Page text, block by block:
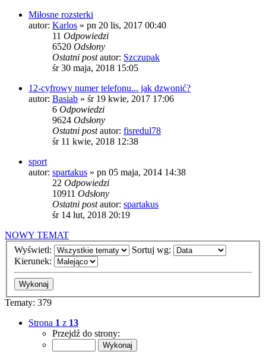
Miłosne rozsterki
autor: Karlos » pn 20 lis, 2017 00:40
11 Odpowiedzi
6520 Odsłony
Ostatni postautor: Szczupak
śr 30 maja, 2018 15:05
12-cyfrowy numer telefonu... jak dzwonić?
autor: Basiab » śr 19 kwie, 2017 17:06
6 Odpowiedzi
9624 Odsłony
Ostatni postautor: fisredul78
śr 11 kwie, 2018 12:38
sport
autor: spartakus » pn 05 maja, 2014 14:38
22 Odpowiedzi
10911 Odsłony
Ostatni postautor: spartakus
śr 14 lut, 2018 20:19
NOWY TEMAT
Wyświetl:
Sortuj wg:
Kierunek:
Tematy: 379
Strona 1 z 13
Przejdź do strony: